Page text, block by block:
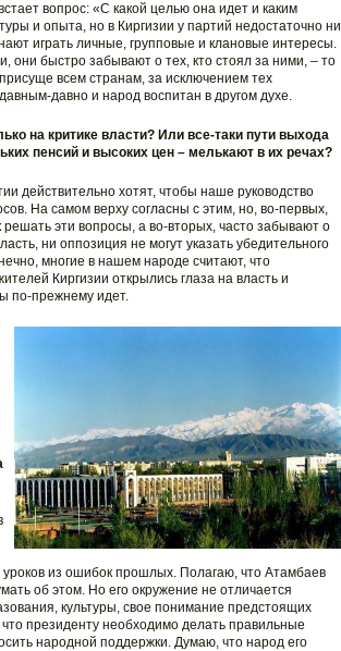
вопрос: «С какой целью она идет и каким
и опыта, но в Киргизии у партий недостаточно ни
играть личные, групповые и клановые интересы.
они быстро забывают о тех, кто стоял за ними, – то
всем странам, за исключением тех
давно и народ воспитан в другом духе.
на критике власти? Или все-таки пути выхода
пенсий и высоких цен – мелькают в их речах?
действительно хотят, чтобы наше руководство
На самом верху согласны с этим, но, во-первых,
эти вопросы, а во-вторых, часто забывают о
ни оппозиция не могут указать убедительного
многие в нашем народе считают, что
Киргизии открылись глаза на власть и
по-прежнему идет.
из ошибок прошлых. Полагаю, что Атамбаев
об этом. Но его окружение не отличается
культуры, свое понимание предстоящих
президенту необходимо делать правильные
народной поддержки. Думаю, что народ его